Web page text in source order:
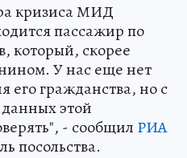
кризиса МИД
пассажир по
который, скорее
У нас еще нет
его гражданства, но с
этой
- сообщил РИА
посольства.